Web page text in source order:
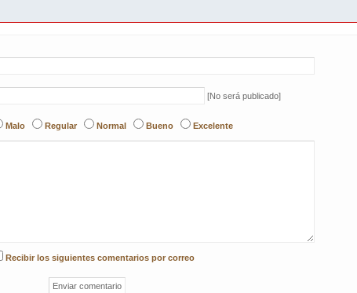
[No será publicado]
Malo Regular Normal Bueno Excelente
Recibir los siguientes comentarios por correo